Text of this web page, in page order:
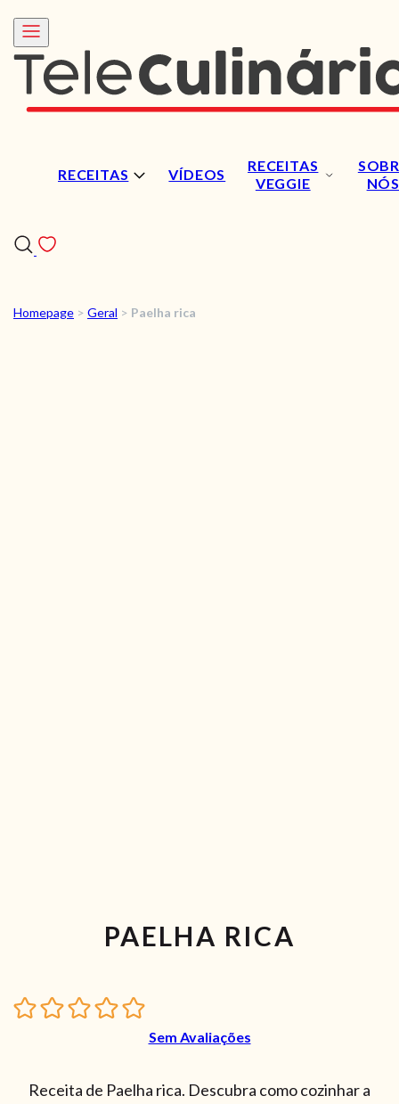
RECEITAS VÍDEOS
RECEITAS
VEGGIE
NÓS
RECEITAS
Homepage > Geral > Paelha rica
PAELHA RICA
Sem Avaliações
Receita de Paelha rica. Descubra como cozinhar a